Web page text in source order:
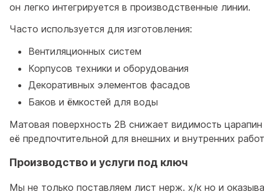
он легко интегрируется в производственные линии.
Часто используется для изготовления:
Вентиляционных систем
Корпусов техники и оборудования
Декоративных элементов фасадов
Баков и ёмкостей для воды
Матовая поверхность 2B снижает видимость
её предпочтительной для внешних и внутренних
Производство и услуги под ключ
Мы не только поставляем лист нерж. х/к но и